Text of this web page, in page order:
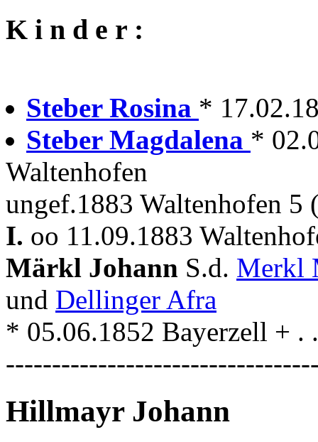
K i n d e r :
Steber Rosina *
Steber Magdalena *
Waltenhofen
ungef.1883 Waltenhofen 5
I. oo 11.09.1883
Märkl Johann S.d. Merkl
und Dellinger Afra
* 05.06.1852 Bayerzell + .
Hillmayr Johann